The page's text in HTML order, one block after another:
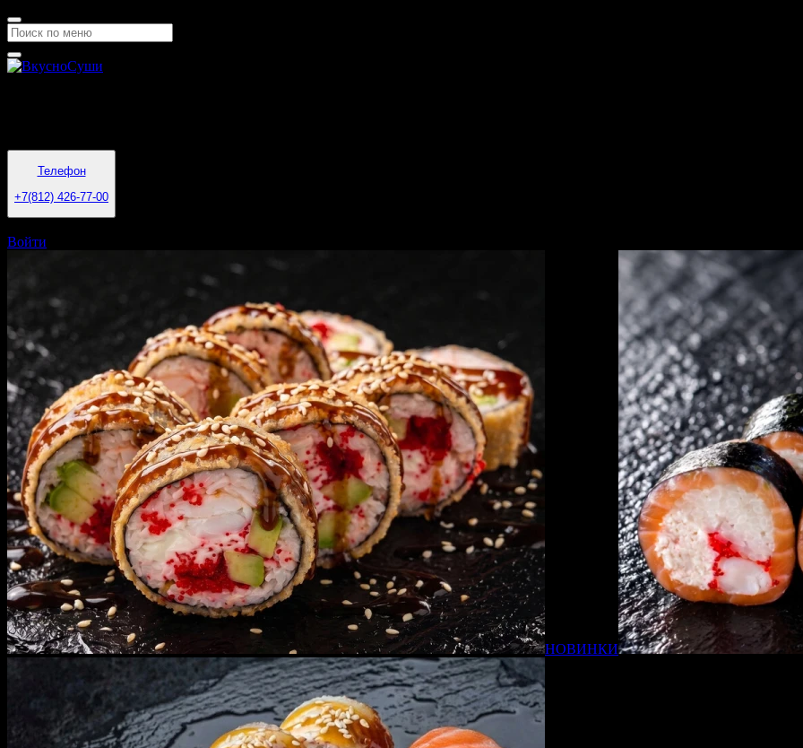
Телефон
+7(812) 426-77-00
Войти
НОВИНКИ